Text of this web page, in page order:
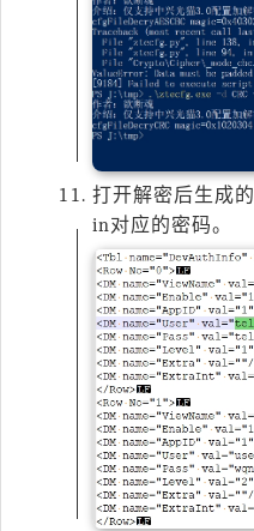
打开解密后生成的
in对应的密码。